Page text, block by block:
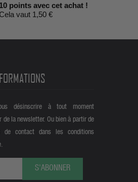
points avec cet achat !
Cela vaut 1,50 €
désinscrire à tout moment
la newsletter. Ou bien à partir de
de contact dans les conditions
S'ABONNER